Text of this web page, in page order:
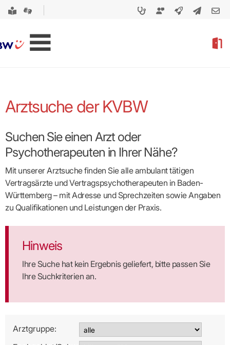
Arztsuche der KVBW
Suchen Sie einen Arzt oder
Psychotherapeuten in Ihrer Nähe?
Mit unserer Arztsuche finden Sie alle ambulant tätigen
Vertragsärzte und Vertragspsycho­therapeuten in Baden-
Württemberg – mit Adresse und Sprechzeiten sowie Angaben
zu Qualifikationen und Leistungen der Praxis.
Hinweis
Ihre Suche hat kein Ergebnis geliefert, bitte passen Sie
Ihre Suchkriterien an.
Arztgruppe: